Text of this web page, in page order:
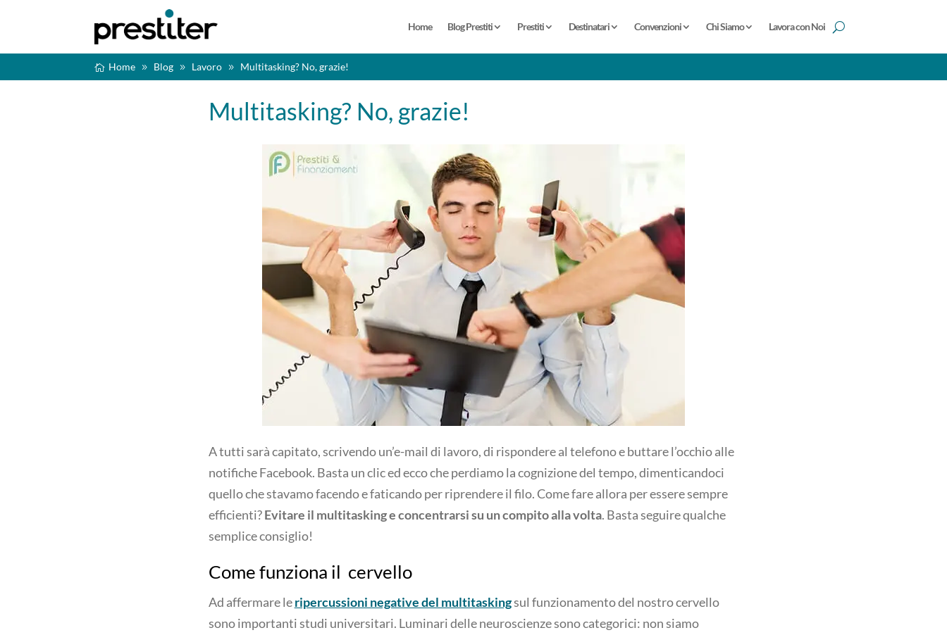
Home Blog Prestiti Prestiti Destinatari Convenzioni Chi Siamo Lavora con Noi
Home Blog Lavoro Multitasking? No, grazie!
Multitasking? No, grazie!
A tutti sarà capitato, scrivendo un’e-mail di lavoro, di rispondere al telefono e buttare l’occhio alle
notifiche Facebook. Basta un clic ed ecco che perdiamo la cognizione del tempo, dimenticandoci
quello che stavamo facendo e faticando per riprendere il filo. Come fare allora per essere sempre
efficienti?Evitare il multitasking e concentrarsi su un compito alla volta. Basta seguire qualche
semplice consiglio!
Come funziona il cervello
Ad affermare leripercussioni negative del multitaskingsul funzionamento del nostro cervello
sono importanti studi universitari. Luminari delle neuroscienze sono categorici: non siamo